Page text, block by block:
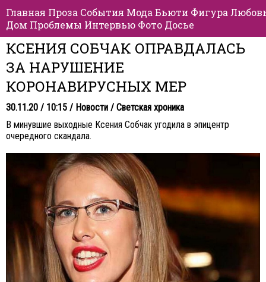
Главная Проза События Мода Бьюти Фигура
Дом Проблемы Интервью Фото Досье
КСЕНИЯ СОБЧАК ОПРАВДАЛАСЬ
ЗА НАРУШЕНИЕ
КОРОНАВИРУСНЫХ МЕР
30.11.20 / 10:15 / Новости / Светская хроника
В минувшие выходные Ксения Собчак угодила в эпицентр
очередного скандала.